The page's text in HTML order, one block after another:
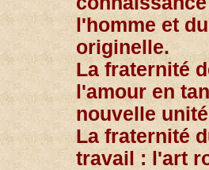
l'homme et
originelle.
La fraternité
l'amour en
nouvelle
La fraternité
travail : l'art